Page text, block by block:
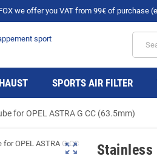
we offer you VAT from 99€ of
SPORTS AIR FILTER
for OPEL ASTRA G CC (63.5mm)
zoom_out_map Stainless